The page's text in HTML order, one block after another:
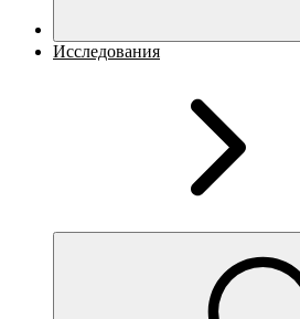
Исследования